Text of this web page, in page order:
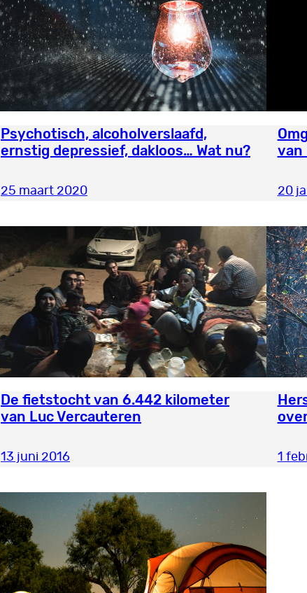
Psychotisch, alcoholverslaafd,
ernstig depressief, dakloos… Wat nu?
25 maart 2020
van
20
De fietstocht van 6.442 kilometer
van Luc Vercauteren
13 juni 2016 1